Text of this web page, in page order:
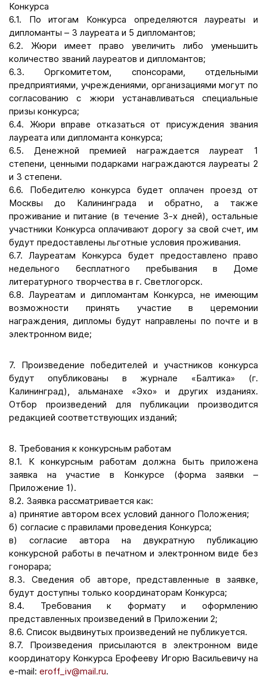
Конкурса
6.1. По итогам Конкурса определяются лауреаты и
дипломанты – 3 лауреата и 5 дипломантов;
6.2. Жюри имеет право увеличить либо уменьшить
количество званий лауреатов и дипломантов;
6.3. Оргкомитетом, спонсорами, отдельными
предприятиями, учреждениями, организациями могут по
согласованию с жюри устанавливаться специальные
призы конкурса;
6.4. Жюри вправе отказаться от присуждения звания
лауреата или дипломанта конкурса;
6.5. Денежной премией награждается лауреат 1
степени, ценными подарками награждаются лауреаты 2
и 3 степени.
6.6. Победителю конкурса будет оплачен проезд от
Москвы до Калининграда и обратно, а также
проживание и питание (в течение 3-х дней), остальные
участники Конкурса оплачивают дорогу за свой счет, им
будут предоставлены льготные условия проживания.
6.7. Лауреатам Конкурса будет предоставлено право
недельного бесплатного пребывания в Доме
литературного творчества в г. Светлогорск.
6.8. Лауреатам и дипломантам Конкурса, не имеющим
возможности принять участие в церемонии
награждения, дипломы будут направлены по почте и в
электронном виде;
7. Произведение победителей и участников конкурса
будут опубликованы в журнале «Балтика» (г.
Калининград), альманахе «Эхо» и других изданиях.
Отбор произведений для публикации производится
редакцией соответствующих изданий;
8. Требования к конкурсным работам
8.1. К конкурсным работам должна быть приложена
заявка на участие в Конкурсе (форма заявки –
Приложение 1).
8.2. Заявка рассматривается как:
а) принятие автором всех условий данного Положения;
б) согласие с правилами проведения Конкурса;
в) согласие автора на двукратную публикацию
конкурсной работы в печатном и электронном виде без
гонорара;
8.3. Сведения об авторе, представленные в заявке,
будут доступны только координаторам Конкурса;
8.4. Требования к формату и оформлению
представленных произведений в Приложении 2;
8.6. Список выдвинутых произведений не публикуется.
8.7. Произведения присылаются в электронном виде
координатору Конкурса Ерофееву Игорю Васильевичу на
e-mail: eroff_iv@mail.ru.